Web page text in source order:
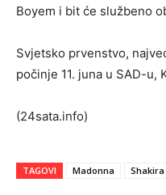
Boyem i bit će službeno
Svjetsko prvenstvo,
počinje 11. juna u SAD-u,
(24sata.info)
TAGOVI Madonna Shakira